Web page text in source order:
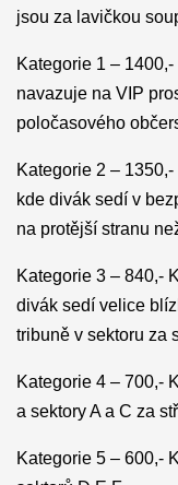
jsou za lavičkou
Kategorie 1 –
navazuje na VIP
poločasového
Kategorie 2 –
kde divák sedí v
na protější stranu
Kategorie 3 – 840,-
divák sedí velice
tribuně v sektoru za
Kategorie 4 – 700,-
a sektory A a C za
Kategorie 5 – 600,-